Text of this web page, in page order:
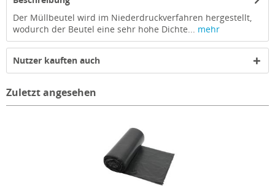
Der Müllbeutel wird im Niederdruckverfahren hergestellt,
wodurch der Beutel eine sehr hohe Dichte... mehr
Nutzer kauften auch
Zuletzt angesehen